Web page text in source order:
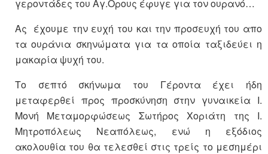
γεροντάδες του Αγ.Ορους έφυγε για τον ουρανό…
Ας έχουμε την ευχή του και την προσευχή του απο
τα ουράνια σκηνώματα για τα οποία ταξιδεύει η
μακαρία ψυχή του.
Το σεπτό σκήνωμα του Γέροντα έχει ήδη
μεταφερθεί προς προσκύνηση στην γυναικεία Ι.
Μονή Μεταμορφώσεως Σωτήρος Χοριάτη της Ι.
Μητροπόλεως Νεαπόλεως, ενώ η εξόδιος
ακολουθία του θα τελεσθεί στις τρείς το μεσημέρι